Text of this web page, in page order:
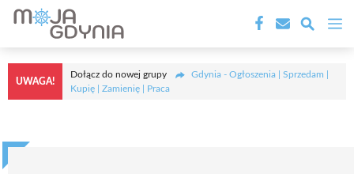
Przejdź
treści
UWAGA!
Dołącz do nowej grupy
Gdynia - Ogłoszenia | Sprzedam |
Kupię | Zamienię | Praca